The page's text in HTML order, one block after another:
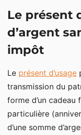
Le présent
d’argent
impôt
Le présent d’usage
transmission du
forme d’un
particulière
d’une somme